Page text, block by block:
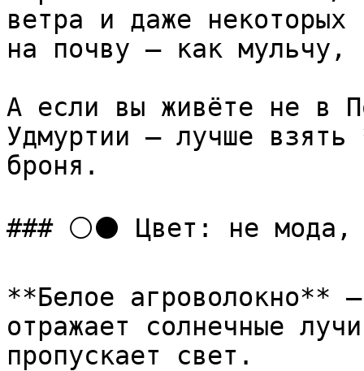
ветра и даже некоторых
на почву — как мульчу,
А если вы живёте не в
Удмуртии — лучше
броня.
### ⚪⚫ Цвет: не мода,
**Белое агроволокно**
отражает солнечные
пропускает свет.